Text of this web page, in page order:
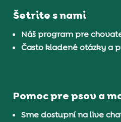
Šetrite s nami
Náš program pre
Často kladené otázky a
Pomoc pre psov a
Sme dostupní na live